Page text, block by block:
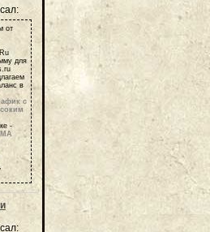
от
для
в
с
-